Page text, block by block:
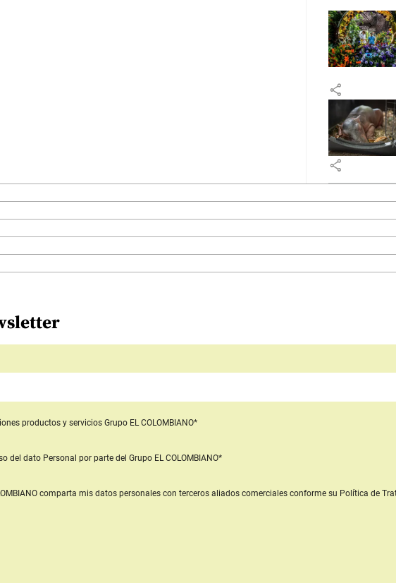
share
share
productos y servicios Grupo EL COLOMBIANO*
del dato Personal por parte del Grupo EL COLOMBIANO*
comparta mis datos personales con terceros aliados comercialesconforme su Política de